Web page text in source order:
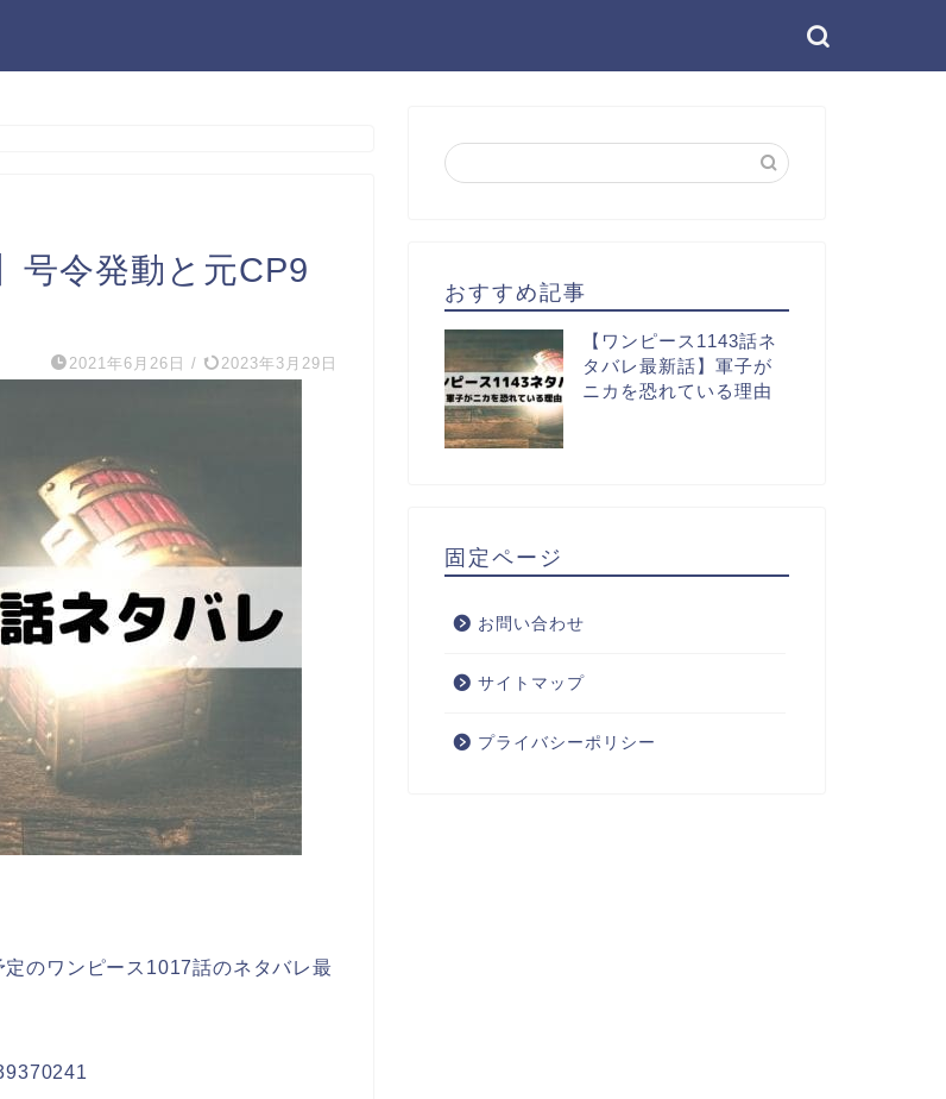
号令発動と元CP9
2021年6月26日 / 2023年3月29日
のワンピース1017話のネタバレ最
おすすめ記事
【ワンピース1143話ネ
タバレ最新話】軍子が
ニカを恐れている理由
固定ページ
お問い合わせ
サイトマップ
プライバシーポリシー